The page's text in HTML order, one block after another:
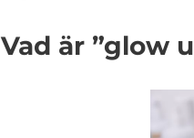
Vad är ”glow